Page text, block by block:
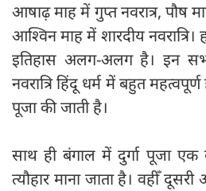
आषाढ़ माह में गुप्त नवरात्र, पौष
आश्‍विन माह में शारदीय नवरात्र‍ि।
इतिहास अलग-अलग है। इन सभी
नवरात्रि हिंदू धर्म में बहुत
पूजा की जाती है।
साथ ही बंगाल में दुर्गा पूजा
त्यौहार माना जाता है। वहीँ